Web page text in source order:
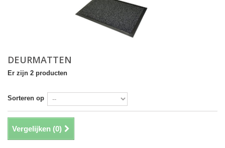
DEURMATTEN
Er zijn 2 producten
Sorteren op
Vergelijken (0)